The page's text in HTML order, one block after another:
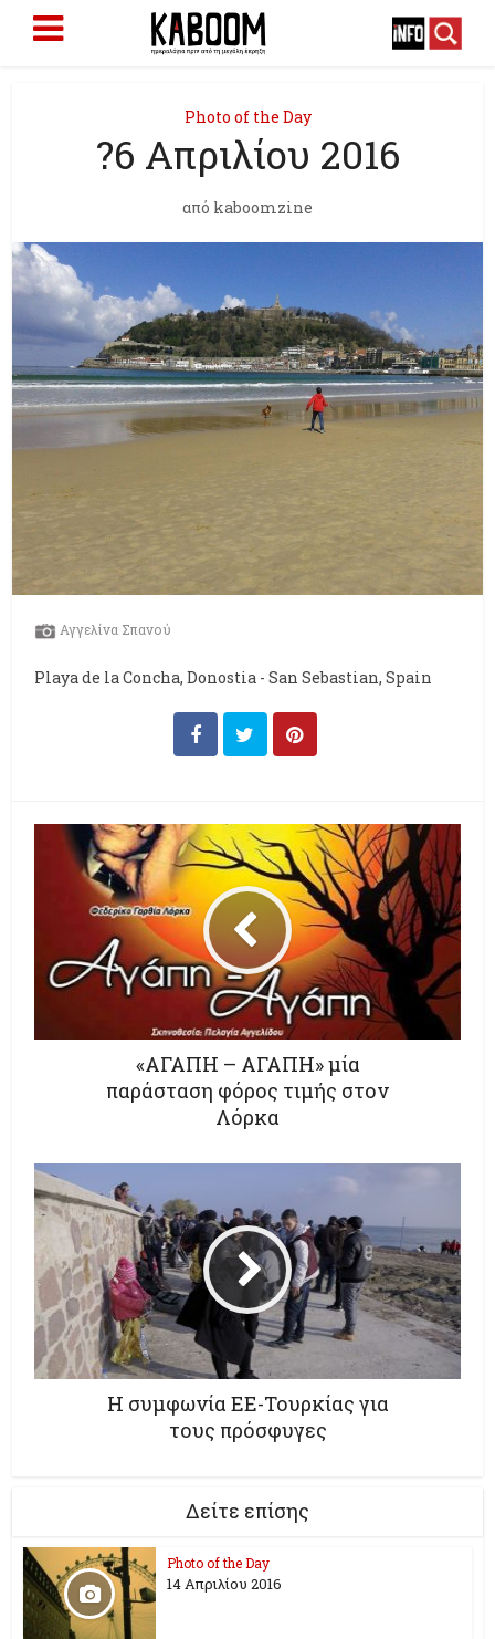
Photo of the Day
?6 Απριλίου 2016
από kaboomzine
Αγγελίνα Σπανού
Playa de la Concha, Donostia - San Sebastian, Spain
«ΑΓΑΠΗ – ΑΓΑΠΗ» μία
παράσταση φόρος τιμής στον
Λόρκα
Η συμφωνία ΕΕ-Τουρκίας για
τους πρόσφυγες
Δείτε επίσης
Photo of the Day
14 Απριλίου 2016